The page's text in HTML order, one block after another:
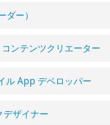
ー）
ンテンツクリエーター
App デベロッパー
ザイナー